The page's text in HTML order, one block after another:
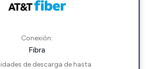
Conexión:
Fibra
de descarga de hasta